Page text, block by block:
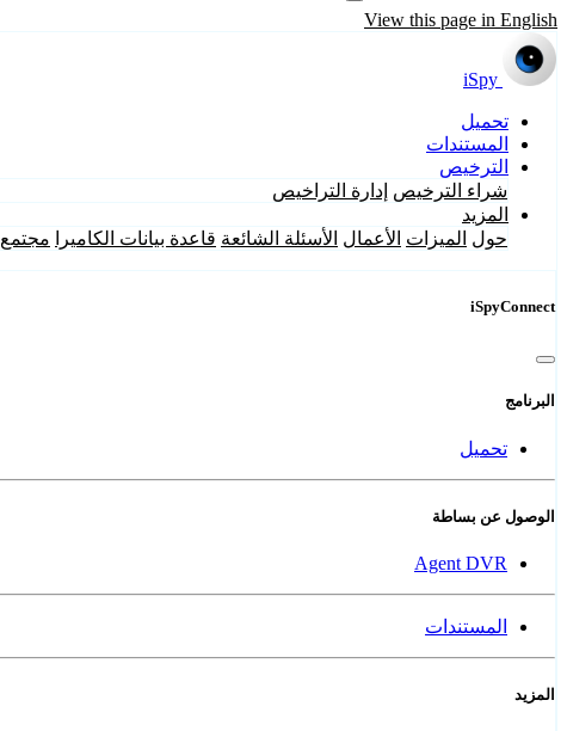
View this page in English
iSpy
تحميل
المستندات
الترخيص
شراء الترخيص إدارة التراخيص
المزيد
حول الميزات الأعمال الأسئلة الشائعة قاعدة بيانات الكاميرا مجتمع
iSpyConnect
البرنامج
تحميل
الوصول عن بساطة
Agent DVR
المستندات
المزيد